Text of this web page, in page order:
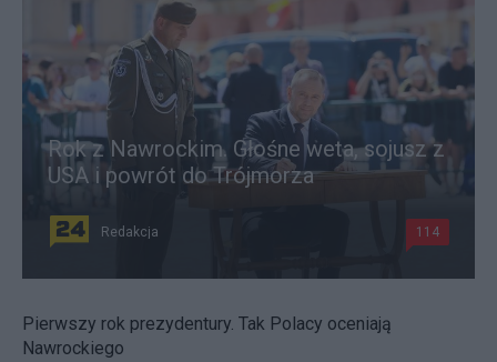
Rok z Nawrockim. Głośne weta, sojusz z
USA i powrót do Trójmorza
Redakcja 114
Pierwszy rok prezydentury. Tak Polacy oceniają
Nawrockiego